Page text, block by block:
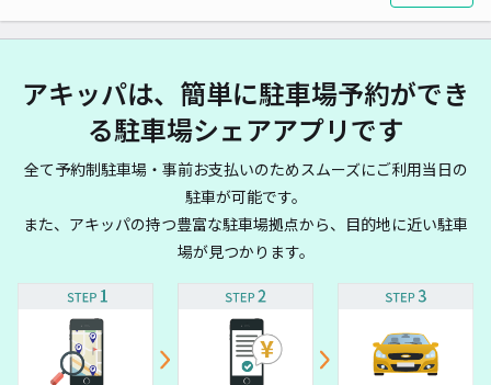
アキッパは、簡単に駐車場予約ができ
る駐車場シェアアプリです
全て予約制駐車場・事前お支払いのためスムーズにご利用当日の
駐車が可能です。
また、アキッパの持つ豊富な駐車場拠点から、目的地に近い駐車
場が見つかります。